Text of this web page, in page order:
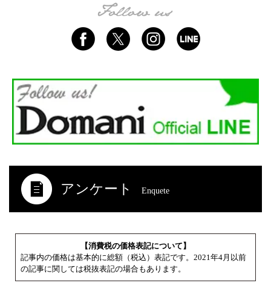
アンケート Enquete
【消費税の価格表記について】
記事内の価格は基本的に総額（税込）表記です。2021年4月以前
の記事に関しては税抜表記の場合もあります。